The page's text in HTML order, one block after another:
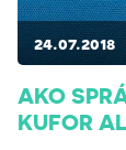
24.07.2018
AKO
KUFOR